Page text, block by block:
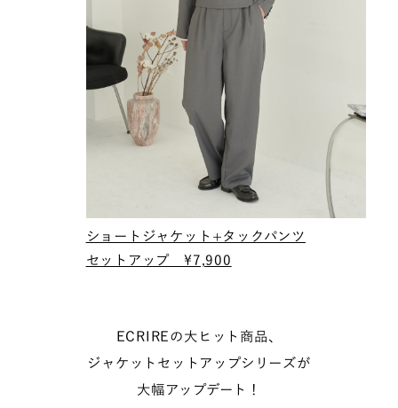
ショートジャケット+タックパンツ
セットアップ ¥7,900
ECRIREの大ヒット商品、
ジャケットセットアップシリーズが
大幅アップデート！